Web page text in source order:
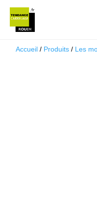
Accueil / Produits / Les